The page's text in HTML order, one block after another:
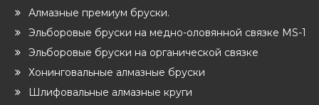
Алмазные премиум бруски.
Эльборовые бруски на медно-оловянной связке MS-1
Эльборовые бруски на органической связке
Хонинговальные алмазные бруски
Шлифовальные алмазные круги